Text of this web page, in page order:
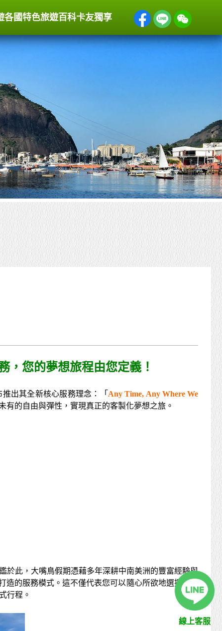
各國特色旅遊百科卡友獨享
，您的夢想旅程由您定義！
推出其全新核心服務理念：「 Any Time, Any WhereWe
有的自由與彈性，實現真正的客製化夢想之旅。
於此，大嘴鳥假期憑藉多年深耕中南美洲的豐富經驗與
的服務模式。這不僅代表您可以隨心所欲地選擇出發
行程。
線上客服